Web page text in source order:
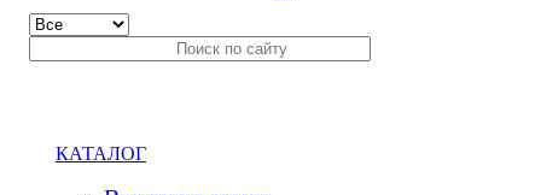
КАТАЛОГ